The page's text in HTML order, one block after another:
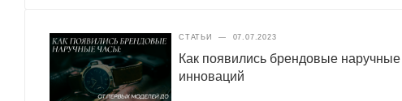
СТАТЬИ — 07.07.2023
Как появились брендовые
инноваций